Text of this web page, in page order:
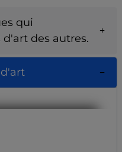
qui
des autres.